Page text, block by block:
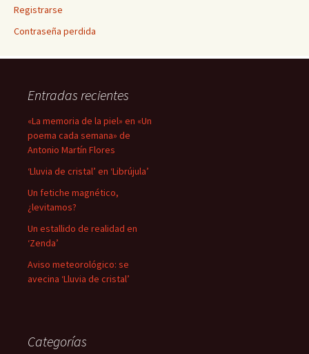
Registrarse
Contraseña perdida
Entradas recientes
«La memoria de la piel» en «Un
poema cada semana» de
Antonio Martín Flores
‘Lluvia de cristal’ en ‘Librújula’
Un fetiche magnético,
¿levitamos?
Un estallido de realidad en
‘Zenda’
Aviso meteorológico: se
avecina ‘Lluvia de cristal’
Categorías